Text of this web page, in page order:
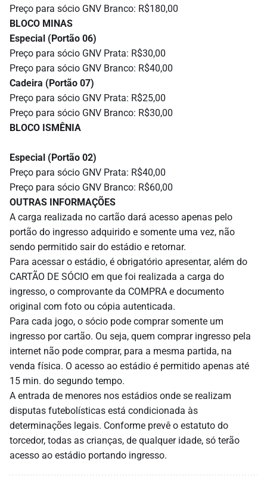
Preço para sócio GNV Branco: R$180,00
BLOCO MINAS
Especial (Portão 06)
Preço para sócio GNV Prata: R$30,00
Preço para sócio GNV Branco: R$40,00
Cadeira (Portão 07)
Preço para sócio GNV Prata: R$25,00
Preço para sócio GNV Branco: R$30,00
BLOCO ISMÊNIA
Especial (Portão 02)
Preço para sócio GNV Prata: R$40,00
Preço para sócio GNV Branco: R$60,00
OUTRAS INFORMAÇÕES
A carga realizada no cartão dará acesso apenas pelo
portão do ingresso adquirido e somente uma vez, não
sendo permitido sair do estádio e retornar.
Para acessar o estádio, é obrigatório apresentar, além do
CARTÃO DE SÓCIO em que foi realizada a carga do
ingresso, o comprovante da COMPRA e documento
original com foto ou cópia autenticada.
Para cada jogo, o sócio pode comprar somente um
ingresso por cartão. Ou seja, quem comprar ingresso pela
internet não pode comprar, para a mesma partida, na
venda física. O acesso ao estádio é permitido apenas até
15 min. do segundo tempo.
A entrada de menores nos estádios onde se realizam
disputas futebolísticas está condicionada às
determinações legais. Conforme prevê o estatuto do
torcedor, todas as crianças, de qualquer idade, só terão
acesso ao estádio portando ingresso.